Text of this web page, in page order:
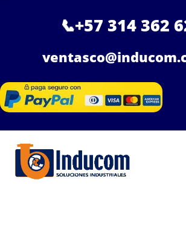
📞+57 314 362